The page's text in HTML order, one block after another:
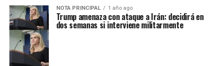
NOTA PRINCIPAL 1 año ago
Trump amenaza con ataque a Irán: decidirá en
dos semanas si interviene militarmente